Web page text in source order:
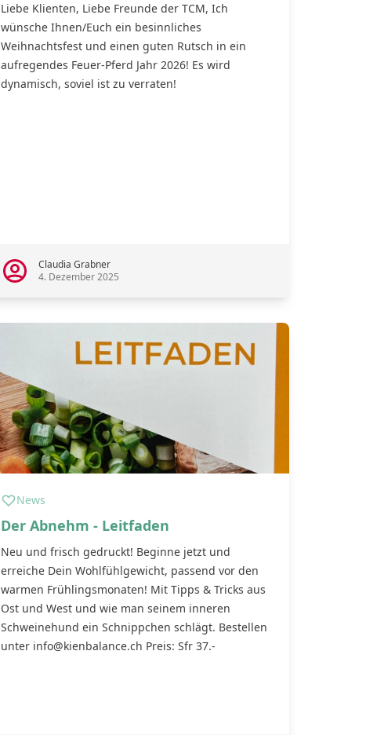
Liebe Klienten, Liebe Freunde der TCM, Ich
wünsche Ihnen/Euch ein besinnliches
Weihnachtsfest und einen guten Rutsch in ein
aufregendes Feuer-Pferd Jahr 2026! Es wird
dynamisch, soviel ist zu verraten!
2
Claudia Grabner
4. Dezember 2025
News
Der Abnehm - Leitfaden
Neu und frisch gedruckt! Beginne jetzt und
erreiche Dein Wohlfühlgewicht, passend vor den
warmen Frühlingsmonaten! Mit Tipps & Tricks aus
Ost und West und wie man seinem inneren
Schweinehund ein Schnippchen schlägt. Bestellen
unter info@kienbalance.ch Preis: Sfr 37.-